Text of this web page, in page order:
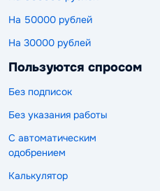
На 50000 рублей
На 30000 рублей
Пользуются спросом
Без подписок
Без указания работы
С автоматическим
одобрением
Калькулятор